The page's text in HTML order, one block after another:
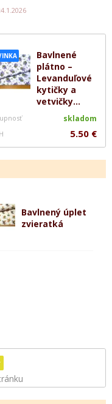
Bavlnené
plátno –
Levanduľové
kytičky a
vetvičky...
skladom
5.50 €
Bavlnený úplet
zvieratká